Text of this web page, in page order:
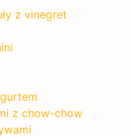
z vinegret
z chow-chow